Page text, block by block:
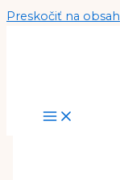
Preskočiť na obsah